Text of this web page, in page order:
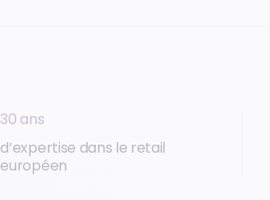
30 ans
d’expertise dans le retail
européen